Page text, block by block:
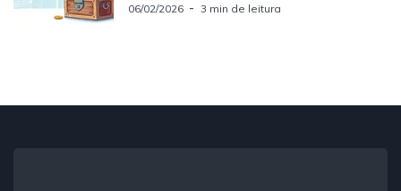
06/02/2026 3 min de leitura